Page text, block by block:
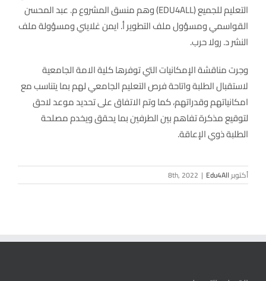
التعليم للجميع (EDU4ALL) وهم منسق المشروع م. عبد المحسن
القواسمي ومسؤول ملف التطوير أ. ايمن غلايني ومسؤولة ملف
النشر د. رولا حرب.
وجرت مناقشة الإمكانيات التي توفرها كلية الامة الجامعية
لاستقبال الطلبة واتاحة فرص التعليم الجامعي لهم بما يتناسب مع
امكانياتهم وقدراتهم، كما وتم الاتفاق على تحديد موعد لاحق
لتوقيع مذكرة تفاهم بين الطرفين بما يحقق ويخدم مصلحة
الطلبة ذوي الإعاقة.
أكتوبر 8th, 2022 | Edu4All